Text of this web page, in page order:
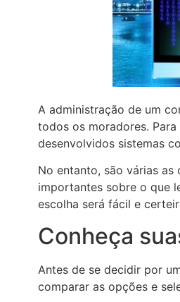
A administração de um
todos os moradores.
desenvolvidos sistemas
No entanto, são várias
importantes sobre o que
escolha será fácil e
Conheça
Antes de se decidir por
comparar as opções e